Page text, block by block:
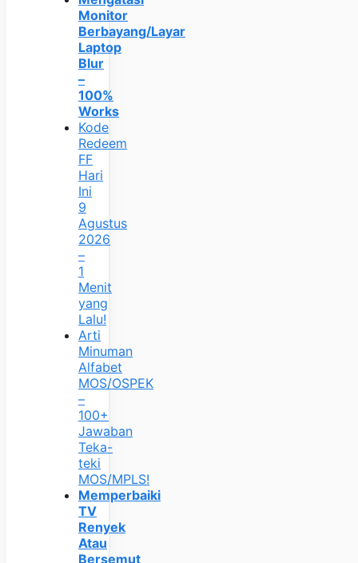
Monitor
Berbayang/Layar
Laptop
Blur
–
100%
Works
Kode
Redeem
FF
Hari
Ini
9
Agustus
2026
–
1
Menit
yang
Lalu!
Arti
Minuman
Alfabet
MOS/OSPEK
–
100+
Jawaban
Teka-
teki
MOS/MPLS!
Memperbaiki
TV
Renyek
Atau
Bersemut